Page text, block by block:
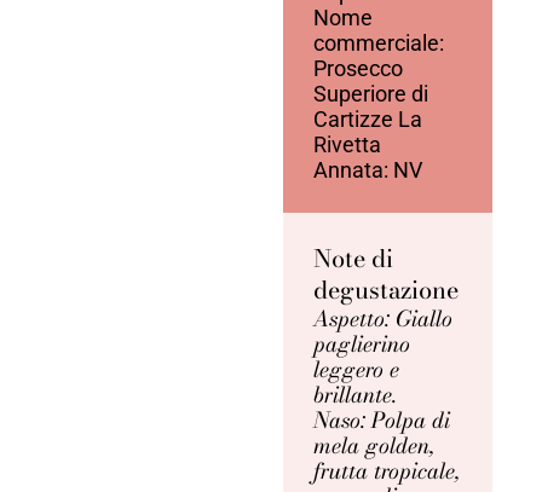
Nome
commerciale:
Prosecco
Superiore di
Cartizze La
Rivetta
Annata: NV
Note di
degustazione
Aspetto: Giallo
paglierino
leggero e
brillante.
Naso: Polpa di
mela golden,
frutta tropicale,